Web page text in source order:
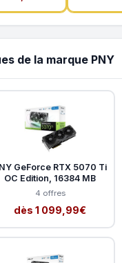
de la marque PNY
GeForce RTX 5070 Ti
OC Edition, 16384 MB
4 offres
dès 1 099,99€